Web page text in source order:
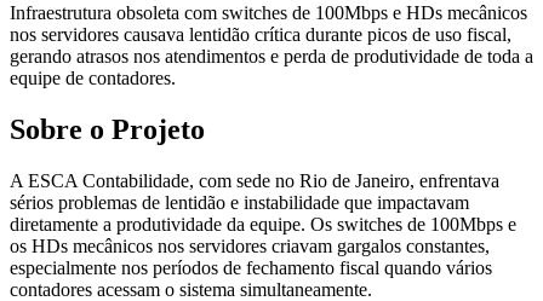
Infraestrutura obsoleta com switches de 100Mbps e HDs mecânicos
nos servidores causava lentidão crítica durante picos de uso fiscal,
gerando atrasos nos atendimentos e perda de produtividade de toda a
equipe de contadores.
Sobre o Projeto
A ESCA Contabilidade, com sede no Rio de Janeiro, enfrentava
sérios problemas de lentidão e instabilidade que impactavam
diretamente a produtividade da equipe. Os switches de 100Mbps e
os HDs mecânicos nos servidores criavam gargalos constantes,
especialmente nos períodos de fechamento fiscal quando vários
contadores acessam o sistema simultaneamente.